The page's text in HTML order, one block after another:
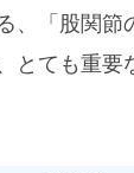
、「股関節
とても重要